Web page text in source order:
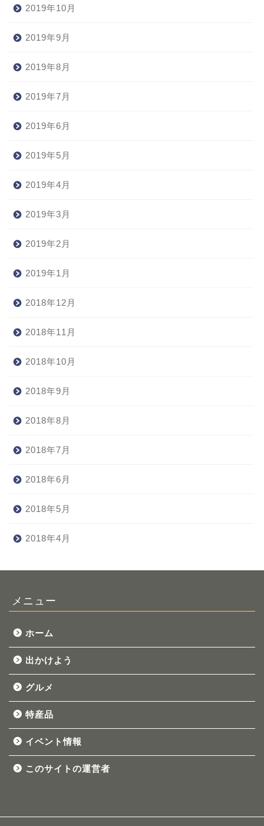
2019年10月
2019年9月
2019年8月
2019年7月
2019年6月
2019年5月
2019年4月
2019年3月
2019年2月
2019年1月
2018年12月
2018年11月
2018年10月
2018年9月
2018年8月
2018年7月
2018年6月
2018年5月
2018年4月
メニュー
ホーム
出かけよう
グルメ
特産品
イベント情報
このサイトの運営者